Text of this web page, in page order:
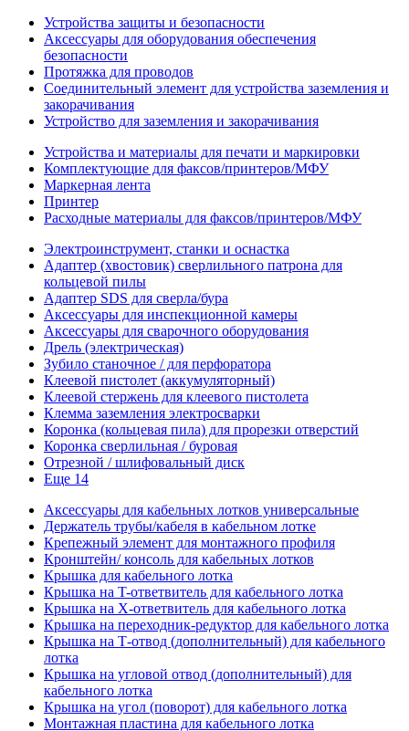
Устройства защиты и безопасности
Аксессуары для оборудования обеспечения
безопасности
Протяжка для проводов
Соединительный элемент для устройства заземления и
закорачивания
Устройство для заземления и закорачивания
Устройства и материалы для печати и маркировки
Комплектующие для факсов/принтеров/МФУ
Маркерная лента
Принтер
Расходные материалы для факсов/принтеров/МФУ
Электроинструмент, станки и оснастка
Адаптер (хвостовик) сверлильного патрона для
кольцевой пилы
Адаптер SDS для сверла/бура
Аксессуары для инспекционной камеры
Аксессуары для сварочного оборудования
Дрель (электрическая)
Зубило станочное / для перфоратора
Клеевой пистолет (аккумуляторный)
Клеевой стержень для клеевого пистолета
Клемма заземления электросварки
Коронка (кольцевая пила) для прорезки отверстий
Коронка сверлильная / буровая
Отрезной / шлифовальный диск
Еще 14
Аксессуары для кабельных лотков универсальные
Держатель трубы/кабеля в кабельном лотке
Крепежный элемент для монтажного профиля
Кронштейн/ консоль для кабельных лотков
Крышка для кабельного лотка
Крышка на T-ответвитель для кабельного лотка
Крышка на X-ответвитель для кабельного лотка
Крышка на переходник-редуктор для кабельного лотка
Крышка на Т-отвод (дополнительный) для кабельного
лотка
Крышка на угловой отвод (дополнительный) для
кабельного лотка
Крышка на угол (поворот) для кабельного лотка
Монтажная пластина для кабельного лотка